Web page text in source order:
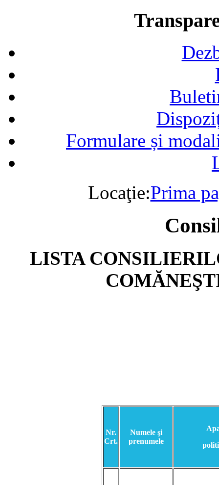
Formulare și
Locaţie:Prima
LISTA
Nr.
Crt.
Numele şi
prenumele